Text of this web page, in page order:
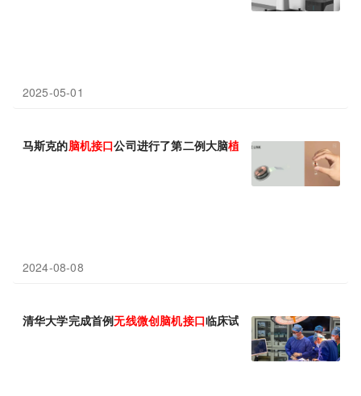
2025-05-01
马斯克的脑机接口公司进行了第二例大脑植入 ，第一例植入后发生
2024-08-08
清华大学完成首例无线微创脑机接口临床试验，帮助四肢瘫痪者实